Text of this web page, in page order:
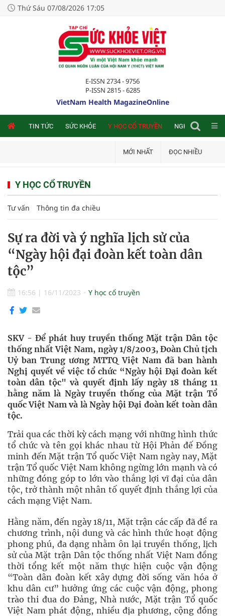
Thứ Sáu 07/08/2026 17:05
E-ISSN 2734 - 9756
P-ISSN 2815 - 6285
VietNam Health MagazineOnline
TIN TỨC SỨC KHỎE Y HỌC CỔ TRUYỀN NGHIÊN CỨU
MỚI NHẤT ĐỌC NHIỀU
Y HỌC CỔ TRUYỀN
Tư vấn Thông tin đa chiều
Sự ra đời và ý nghĩa lịch sử của
“Ngày hội đại đoàn kết toàn dân
tộc”
16:56 | 16/11/2023 Y học cổ truyền
SKV - Để phát huy truyền thống Mặt trận Dân tộc
thống nhất Việt Nam, ngày 1/8/2003, Đoàn Chủ tịch
Uỷ ban Trung ương MTTQ Việt Nam đã ban hành
Nghị quyết về việc tổ chức “Ngày hội Đại đoàn kết
toàn dân tộc" và quyết định lấy ngày 18 tháng 11
hằng năm là Ngày truyền thống của Mặt trận Tổ
quốc Việt Nam và là Ngày hội Đại đoàn kết toàn dân
tộc.
Trải qua các thời kỳ cách mạng với những hình thức
tổ chức và tên gọi khác nhau từ Hội Phản đế Đồng
minh đến Mặt trận Tổ quốc Việt Nam ngày nay, Mặt
trận Tổ quốc Việt Nam không ngừng lớn mạnh và có
những đóng góp to lớn vào thắng lợi vĩ đại của dân
tộc, trở thành một nhân tố quyết định thắng lợi của
cách mạng Việt Nam.
Hằng năm, đến ngày 18/11, Mặt trận các cấp đã đề ra
chương trình, nội dung và các hình thức hoạt động
phong phú, đa dạng nhằm ôn lại truyền thống, lịch
sử của Mặt trận Dân tộc thống nhất Việt Nam đồng
thời tổng kết một năm thực hiện cuộc vận động
“Toàn dân đoàn kết xây dựng đời sống văn hóa ở
khu dân cư” hưởng ứng các cuộc vận động, phong
trào thi đua do Đảng, Nhà nước, Mặt trận Tổ quốc
Việt Nam phát động, nhiều địa phương, cộng đồng